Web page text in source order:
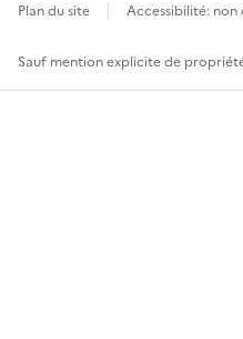
Plan du site Accessibilité:
Sauf mention explicite de